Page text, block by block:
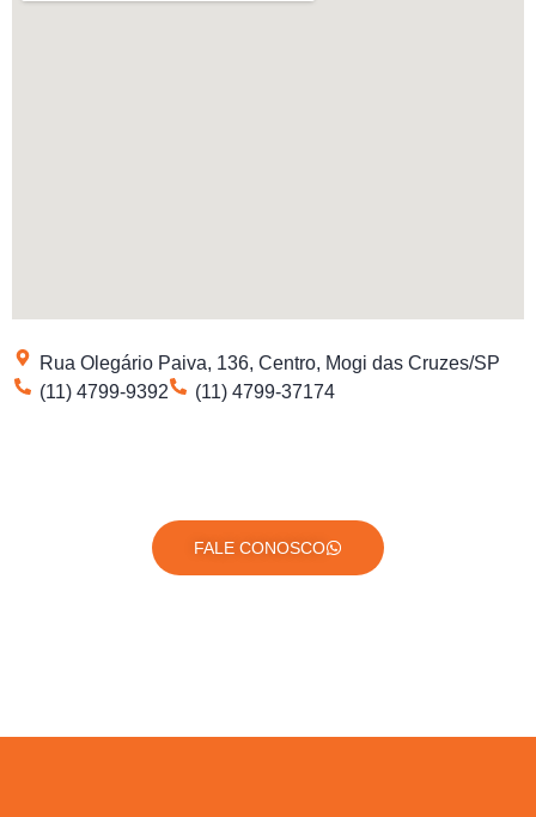
Rua Olegário Paiva, 136, Centro, Mogi das Cruzes/SP
(11) 4799-9392
(11) 4799-37174
FALE CONOSCO